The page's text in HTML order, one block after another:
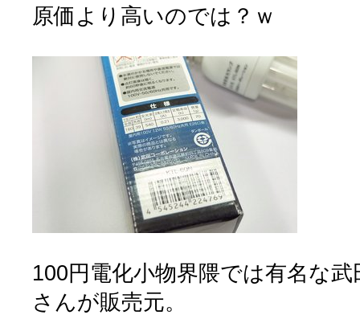
原価より高いのでは？ｗ
100円電化小物界隈では有名な
さんが販売元。